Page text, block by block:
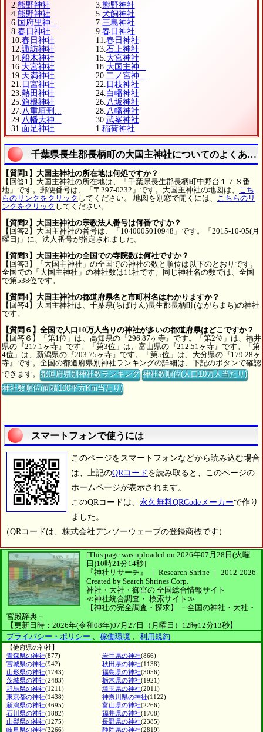
2.熊野神社 3.熊野神社
4.熊野神社 5.犬飼神社
6. 国府里神... 7.三島神社
8.春日神社 9.春日神社
10.春日神社 11.春日神社
12.諏訪神社 13.石上神社
14.船木神社 15.大宮神社
16.大宮神社 18.大国主神...
19.天満神社 20.二ノ宮神...
21. 日宮神社 22. 日枝神社
23.熱田神社 24.白幡神社
25.箱根神社 26.八坂神社
27.八重垣刑... 28.八幡神社
29.八幡大神... 30.武峯神社
31.面足神社 1.稲荷神社
千葉県長生郡長柄町の大国主神社についてのよくある
【質問1】大国主神社の所在地は何処ですか？
【回答1】大国主神社の所在地は、「千葉県長生郡長柄町中野台１７８番
地」です。郵便番号は、「〒297-0232」です。大国主神社の地図は、 こち
らのリンクをクリック してください。 地図を別窓で開くには、 こちらのリ
ンクをクリック してください。
【質問2】大国主神社の宗教法人番号は何番ですか？
【回答2】大国主神社の番号は、「1040005010948」です。「2015-10-05(月
曜日)」に、法人番号が指定されました。
【質問3】大国主神社の全国での寺院数は何社ですか？
【回答3】「大国主神社」の全国での神社の数と順位は以下のとおりです。
全国での「大国主神社」の神社数は11社です。同じ神社名の数では、全国
で第538位です。
【質問4】大国主神社の都道府県名と市町村名はわかりますか？
【回答4】大国主神社は、千葉県(ちばけん)長生郡長柄町(ながらまち)の神社
です。
【質問６】全国で人口10万人当りの神社が多いの都道府県はどこですか？
【回答６】「第1位」は、高知県の『296.87ヶ寺』です。「第2位」は、福井
県の『217.1ヶ寺』です。「第3位」は、富山県の『212.51ヶ寺』です。「第
4位」は、新潟県の『203.75ヶ寺』です。「第5位」は、大分県の『179.28ヶ
寺』です。全国の都道府県別神社ランキングの詳細は、下記のボタンで確認
できます。都道府県別神社数ランキング 神社数順位(人口10万人当たり)
神社数順位(面積100平方Km当たり)
スマートフォンで使うには
このページをスマートフォンなどから読み込む場合
は、上記のQRコード を読み取ると、このページの
ホームページが表示されます。
このQRコードは、 永久無料QRCodeメーカーで作り
ました。
（QRコードは、株式会社デンソーウェーブの登録商標です）
[This page was uploaded on 2026年07月28日(火曜
日)10時21分14秒]
『神社リサーチ』 ｜ Research Shrine ｜ 2012-2026
Created by Search Shrines Corp.
神社・大社・御宮の 全国総合情報サイト
≪神社統合調査・ 検索サイト≫
【神社の完全調査・探求】
－全国の神社・大社・
宮殿辞典－
【更新日時：2026年(令和08年)07月27日（月曜日）12時12分13秒】
プライバシー・ポリシー 、 稼働環境 、 利用規約
【他府県の神社】
青森県の神社(877) 岩手県の神社(866)
宮城県の神社(942) 秋田県の神社(1138)
山形県の神社(1743) 福島県の神社(3056)
茨城県の神社(2483) 栃木県の神社(1921)
群馬県の神社(1211) 埼玉県の神社(2011)
東京都の神社(1438) 神奈川県の神社(1122)
新潟県の神社(4695) 富山県の神社(2266)
石川県の神社(1882) 福井県の神社(1708)
山梨県の神社(1275) 長野県の神社(2385)
岐阜県の神社(3266) 静岡県の神社(2819)